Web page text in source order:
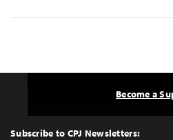
Top
Subscribe to CPJ Newsletters:
Become a